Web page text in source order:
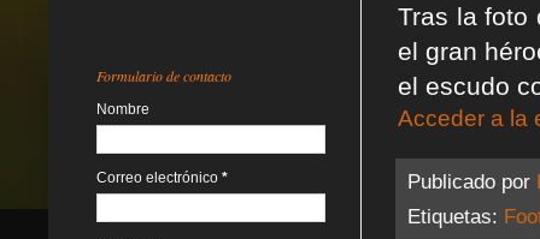
Tras la foto
el gran
el escudo
Acceder a la
Publicado por
Etiquetas:
Formulario de contacto
Nombre
Correo electrónico *